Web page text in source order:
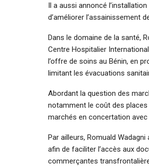
Il a aussi annoncé
d’améliorer l’assainissement
Dans le domaine de la santé,
Centre Hospitalier
l’offre de soins au Bénin, en
limitant les évacuations
Abordant la question des
notamment le coût des places
marchés en concertation
Par ailleurs, Romuald
afin de faciliter l’accès aux
commerçantes